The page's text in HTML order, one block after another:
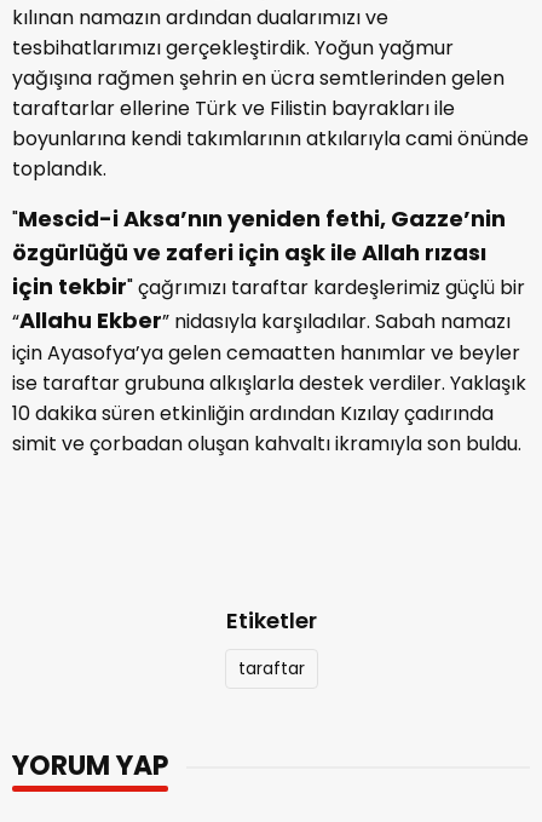
kılınan namazın ardından dualarımızı ve
tesbihatlarımızı gerçekleştirdik. Yoğun yağmur
yağışına rağmen şehrin en ücra semtlerinden gelen
taraftarlar ellerine Türk ve Filistin bayrakları ile
boyunlarına kendi takımlarının atkılarıyla cami önünde
toplandık.
"Mescid-i Aksa’nın yeniden fethi, Gazze’nin
özgürlüğü ve zaferi için aşk ile Allah rızası
için tekbir" çağrımızı taraftar kardeşlerimiz güçlü bir
“Allahu Ekber” nidasıyla karşıladılar. Sabah namazı
için Ayasofya’ya gelen cemaatten hanımlar ve beyler
ise taraftar grubuna alkışlarla destek verdiler. Yaklaşık
10 dakika süren etkinliğin ardından Kızılay çadırında
simit ve çorbadan oluşan kahvaltı ikramıyla son buldu.
Etiketler
taraftar
YORUM YAP